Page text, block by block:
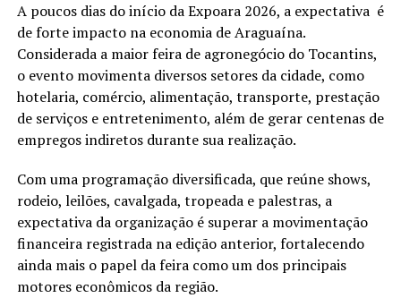
A poucos dias do início da Expoara 2026, a expectativa é
de forte impacto na economia de Araguaína.
Considerada a maior feira de agronegócio do Tocantins,
o evento movimenta diversos setores da cidade, como
hotelaria, comércio, alimentação, transporte, prestação
de serviços e entretenimento, além de gerar centenas de
empregos indiretos durante sua realização.
Com uma programação diversificada, que reúne shows,
rodeio, leilões, cavalgada, tropeada e palestras, a
expectativa da organização é superar a movimentação
financeira registrada na edição anterior, fortalecendo
ainda mais o papel da feira como um dos principais
motores econômicos da região.